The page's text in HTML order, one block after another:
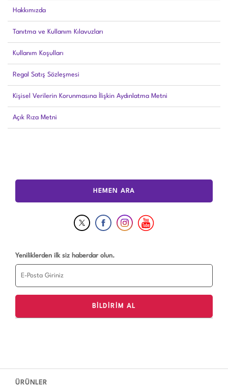
Hakkımızda
Tanıtma ve Kullanım Kılavuzları
Kullanım Koşulları
Regal Satış Sözleşmesi
Kişisel Verilerin Korunmasına İlişkin Aydınlatma Metni
Açık Rıza Metni
HEMEN ARA
Yeniliklerden ilk siz haberdar olun.
ÜRÜNLER